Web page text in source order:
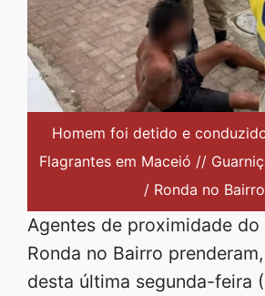
Homem foi detido e
Flagrantes em Maceió //
/ Ronda no Bairro
Agentes de proximidade do
Ronda no Bairro
desta última segunda-feira